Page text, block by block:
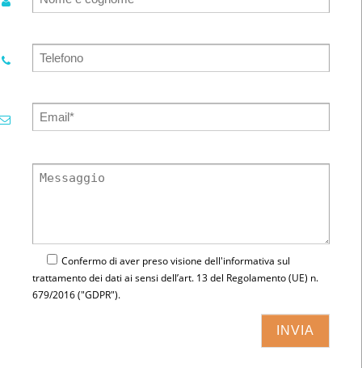
Confermo di aver preso visione dell'informativa sul
trattamento dei dati ai sensi dell’art. 13 del Regolamento (UE) n.
679/2016 ("GDPR").